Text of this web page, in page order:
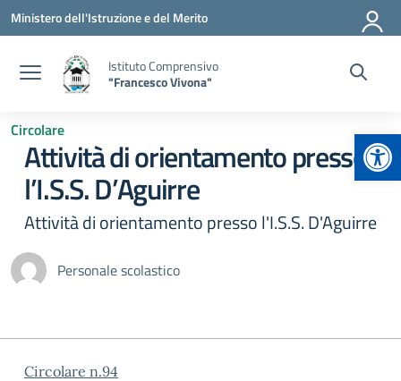
Vai ai contenuti
Vai al menu di navigazione
Vai al footer
Ministero dell'Istruzione e del Merito
Istituto Comprensivo
"Francesco Vivona"
Circolare
Attività di orientamento presso
l’I.S.S. D’Aguirre
Attività di orientamento presso l'I.S.S. D'Aguirre
Personale scolastico
Circolare n.94